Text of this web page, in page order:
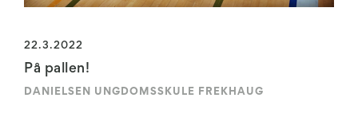
22.3.2022
På pallen!
DANIELSEN UNGDOMSSKULE FREKHAUG